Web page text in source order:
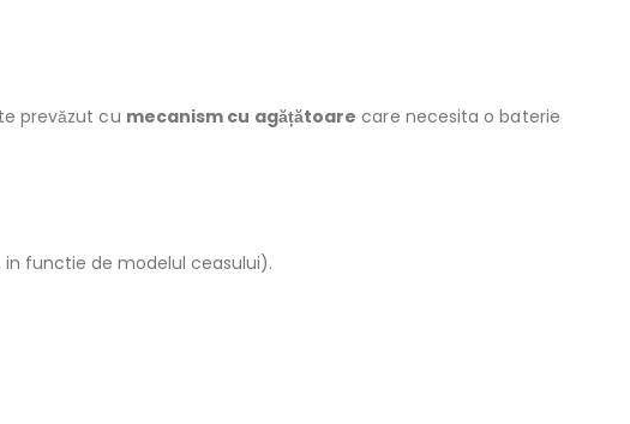
prevăzut cu mecanism cu agățătoare care necesita o baterie
functie de modelul ceasului).